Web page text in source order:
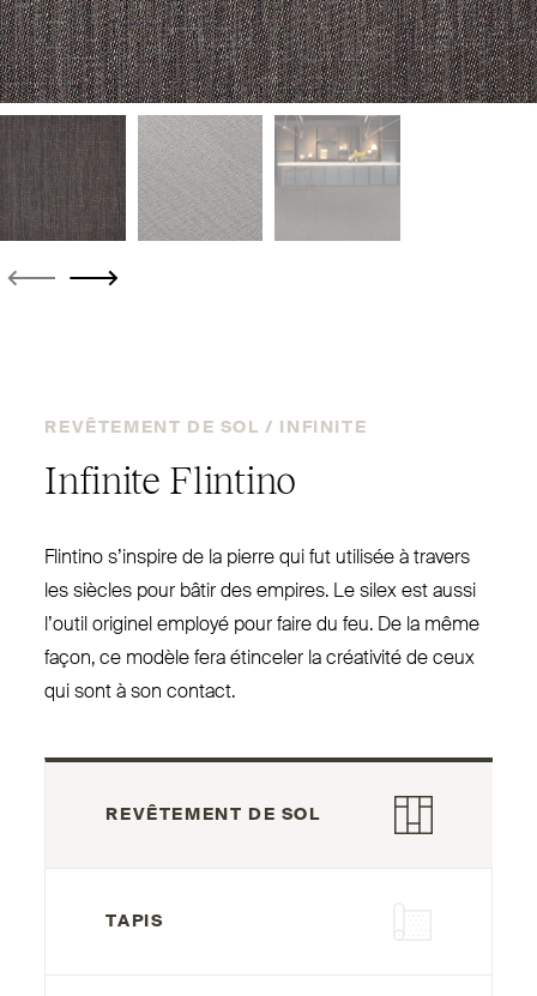
REVÊTEMENT DE SOL / INFINITE
Infinite Flintino
Flintino s’inspire de la pierre qui fut utilisée à travers
les siècles pour bâtir des empires. Le silex est aussi
l’outil originel employé pour faire du feu. De la même
façon, ce modèle fera étinceler la créativité de ceux
qui sont à son contact.
REVÊTEMENT DE SOL
TAPIS